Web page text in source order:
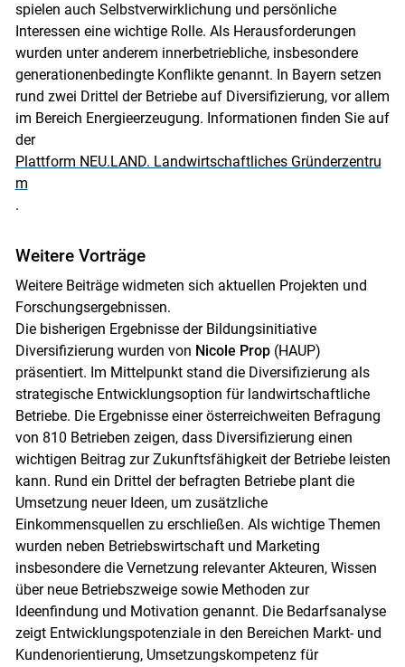
Skip to main content
spielen auch Selbstverwirklichung und persönliche
Interessen eine wichtige Rolle. Als Herausforderungen
wurden unter anderem innerbetriebliche, insbesondere
generationenbedingte Konflikte genannt. In Bayern setzen
rund zwei Drittel der Betriebe auf Diversifizierung, vor allem
im Bereich Energieerzeugung. Informationen finden Sie auf
der
Plattform NEU.LAND. Landwirtschaftliches Gründerzentru
m
.
Weitere Vorträge
Weitere Beiträge widmeten sich aktuellen Projekten und
Forschungsergebnissen.
Die bisherigen Ergebnisse der Bildungsinitiative
Diversifizierung wurden von Nicole Prop(HAUP)
präsentiert. Im Mittelpunkt stand die Diversifizierung als
strategische Entwicklungsoption für landwirtschaftliche
Betriebe. Die Ergebnisse einer österreichweiten Befragung
von 810 Betrieben zeigen, dass Diversifizierung einen
wichtigen Beitrag zur Zukunftsfähigkeit der Betriebe leisten
kann. Rund ein Drittel der befragten Betriebe plant die
Umsetzung neuer Ideen, um zusätzliche
Einkommensquellen zu erschließen. Als wichtige Themen
wurden neben Betriebswirtschaft und Marketing
insbesondere die Vernetzung relevanter Akteuren, Wissen
über neue Betriebszweige sowie Methoden zur
Ideenfindung und Motivation genannt. Die Bedarfsanalyse
zeigt Entwicklungspotenziale in den Bereichen Markt- und
Kundenorientierung, Umsetzungskompetenz für